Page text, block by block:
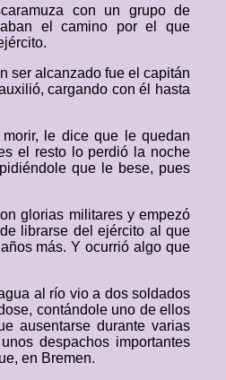
con un grupo de
el camino por el que
ser alcanzado fue el capitán
cargando con él hasta
le dice que le quedan
el resto lo perdió la noche
que le bese, pues
glorias militares y empezó
librarse del ejército al que
más. Y ocurrió algo que
al río vio a dos soldados
contándole uno de ellos
ausentarse durante varias
despachos importantes
en Bremen.